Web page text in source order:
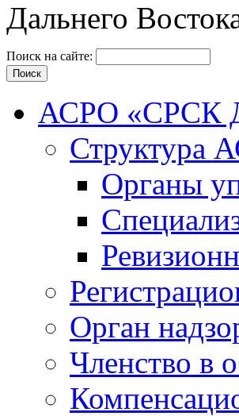
Дальнего
Поиск на сайте:
АСРО «СРСК
Структура
Органы
Орган
Членство в